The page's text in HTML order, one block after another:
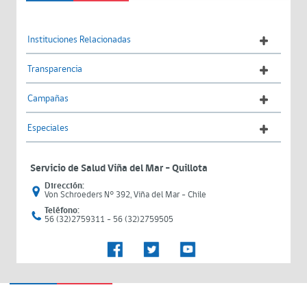
Instituciones Relacionadas
Transparencia
Campañas
Especiales
Servicio de Salud Viña del Mar – Quillota
Dirección:
Von Schroeders N° 392, Viña del Mar - Chile
Teléfono:
56 (32)2759311 - 56 (32)2759505